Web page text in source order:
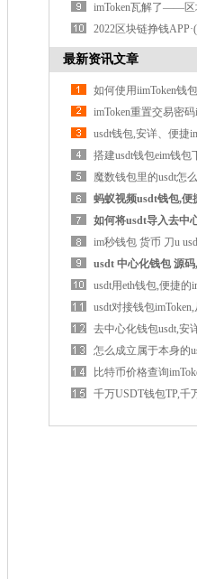
站I
imToken瓦解了——区
链数字钱
2022区块链挣钱
国)官方网
最新资讯文章
如何使用iimToken钱
入资金
imToken重置交易密
机加密
usdt钱包,安详、便捷
字货币
搭建usdt钱包eim钱包
到实践
魔数钱包里的usdt怎
下载出
蚂蚁视频usdt钱包,便
网下载详
如何将usdt导入去中
载包,如
im秒钱包 货币 刀u
网打点
usdt 中心化钱包 源
详与便
usdt用eth钱包,便捷的
存储与
usdt对接钱包
去中心化钱包usdt,安
的数字
怎么成立属于本身的
包下载
比特币价格查询
行情
千万USDT钱包TP,千